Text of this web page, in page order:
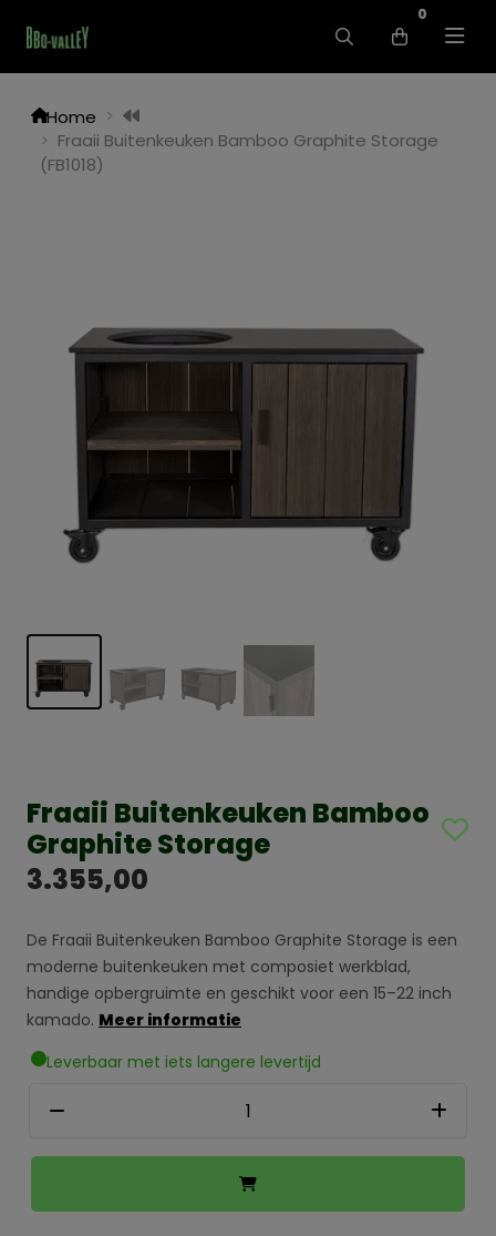
0
Home
Fraaii Buitenkeuken Bamboo Graphite Storage
(FB1018)
Fraaii Buitenkeuken Bamboo
Graphite Storage
3.355,00
De Fraaii Buitenkeuken Bamboo Graphite Storage is een
moderne buitenkeuken met composiet werkblad,
handige opbergruimte en geschikt voor een 15–22 inch
kamado. Meer informatie
Leverbaar met iets langere levertijd